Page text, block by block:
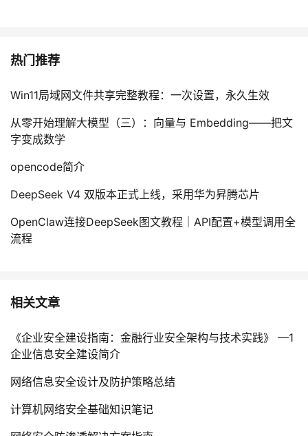
热门推荐
Win11局域网文件共享完整教程：一次设置，永久生效
从零开始理解大模型（三）：向量与 Embedding——把文
字变成数学
opencode简介
DeepSeek V4 双版本正式上线，采用华为昇腾芯片
OpenClaw连接DeepSeek图文教程｜API配置+模型调用全
流程
相关文章
《企业安全建设指南：金融行业安全架构与技术实践》 —1
企业信息安全建设简介
网络信息安全设计及防护策略总结
计算机网络安全基础知识笔记